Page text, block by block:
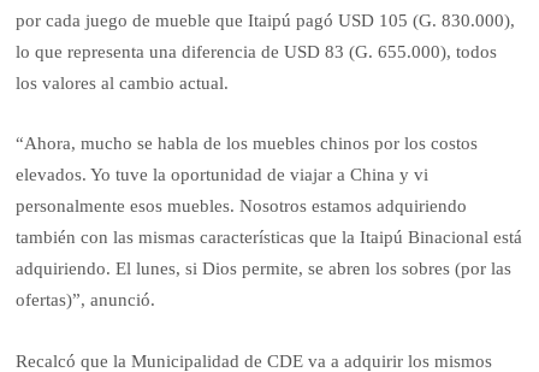
por cada juego de mueble que Itaipú pagó USD 105 (G. 830.000),
lo que representa una diferencia de USD 83 (G. 655.000), todos
los valores al cambio actual.
“Ahora, mucho se habla de los muebles chinos por los costos
elevados. Yo tuve la oportunidad de viajar a China y vi
personalmente esos muebles. Nosotros estamos adquiriendo
también con las mismas características que la Itaipú Binacional está
adquiriendo. El lunes, si Dios permite, se abren los sobres (por las
ofertas)”, anunció.
Recalcó que la Municipalidad de CDE va a adquirir los mismos